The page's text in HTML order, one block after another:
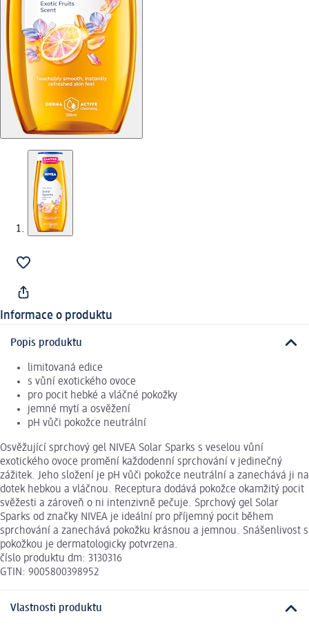
Informace o produktu
Popis produktu
limitovaná edice
s vůní exotického ovoce
pro pocit hebké a vláčné pokožky
jemné mytí a osvěžení
pH vůči pokožce neutrální
Osvěžující sprchový gel NIVEA Solar Sparks s veselou vůní
exotického ovoce promění každodenní sprchování v jedinečný
zážitek. Jeho složení je pH vůči pokožce neutrální a zanechává ji na
dotek hebkou a vláčnou. Receptura dodává pokožce okamžitý pocit
svěžesti a zároveň o ni intenzivně pečuje. Sprchový gel Solar
Sparks od značky NIVEA je ideální pro příjemný pocit během
sprchování a zanechává pokožku krásnou a jemnou. Snášenlivost s
pokožkou je dermatologicky potvrzena.
číslo produktu dm: 3130316
GTIN: 9005800398952
Vlastnosti produktu